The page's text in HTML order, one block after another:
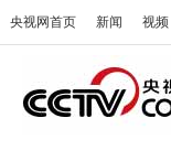
央视网首页 新闻 视频